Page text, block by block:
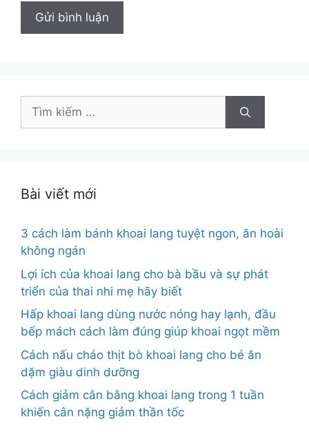
Tìm
Bài viết mới
3 cách làm bánh khoai lang tuyệt ngon, ăn hoài
không ngán
Lợi ích của khoai lang cho bà bầu và sự phát
triển của thai nhi mẹ hãy biết
Hấp khoai lang dùng nước nóng hay lạnh, đầu
bếp mách cách làm đúng giúp khoai ngọt mềm
Cách nấu cháo thịt bò khoai lang cho bé ăn
dặm giàu dinh dưỡng
Cách giảm cân bằng khoai lang trong 1 tuần
khiến cân nặng giảm thần tốc